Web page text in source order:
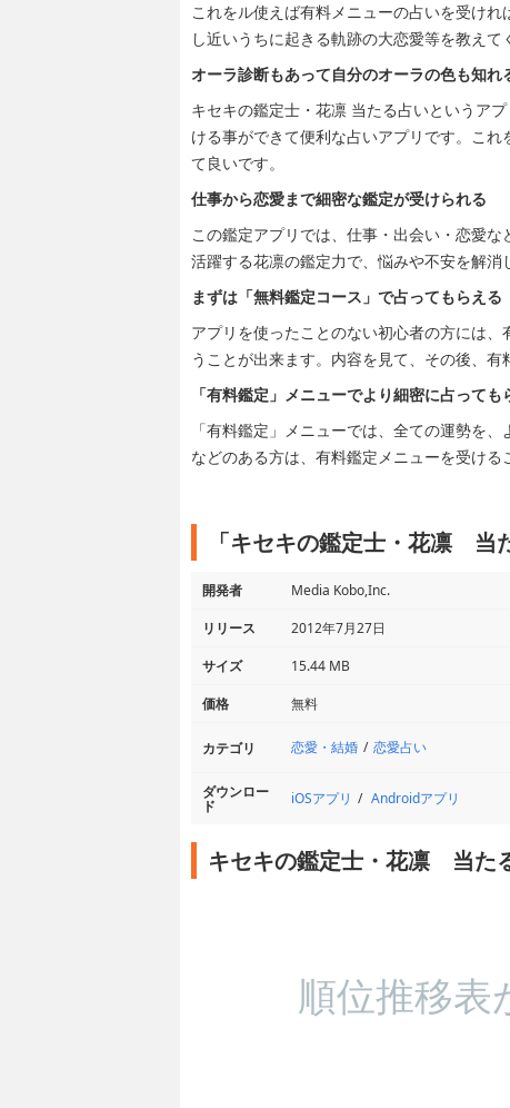
これをル使えば有料メニューの占いを受け
し近いうちに起きる軌跡の大恋愛等を教えて
オーラ診断もあって自分のオーラの色も知れ
キセキの鑑定士・花凛 当たる占いというア
ける事ができて便利な占いアプリです。こ
て良いです。
仕事から恋愛まで細密な鑑定が受けられる
この鑑定アプリでは、仕事・出会い・恋愛
活躍する花凛の鑑定力で、悩みや不安を解消
まずは「無料鑑定コース」で占ってもらえる
アプリを使ったことのない初心者の方には
うことが出来ます。内容を見て、その後、有
「有料鑑定」メニューでより細密に占っても
「有料鑑定」メニューでは、全ての運勢を
などのある方は、有料鑑定メニューを受ける
「キセキの鑑定士・花凛 当
開発者
Media Kobo,Inc.
リリース
2012年7月27日
サイズ
15.44 MB
価格
無料
カテゴリ 恋愛・結婚 恋愛占い
ダウンロー
ド iOSアプリ Androidアプリ
キセキの鑑定士・花凛 当た
順位推移表